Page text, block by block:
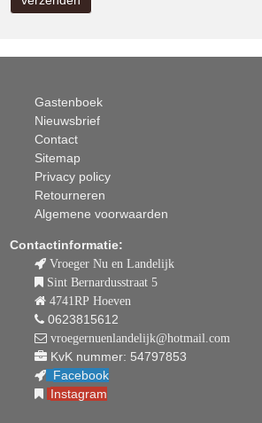
Gastenboek
Nieuwsbrief
Contact
Sitemap
Privacy policy
Retourneren
Algemene voorwaarden
Contactinformatie:
Vroeger Nu en Landelijk
Sint Bernardusstraat 5
4741RP Hoeven
0623815612
vroegernuenlandelijk@hotmail.com
KvK nummer: 54797853
Facebook
Instagram